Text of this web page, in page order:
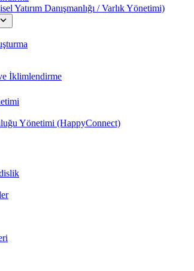
Yatırım Danışmanlığı / Varlık Yönetimi)
İklimlendirme
Yönetimi (HappyConnect)